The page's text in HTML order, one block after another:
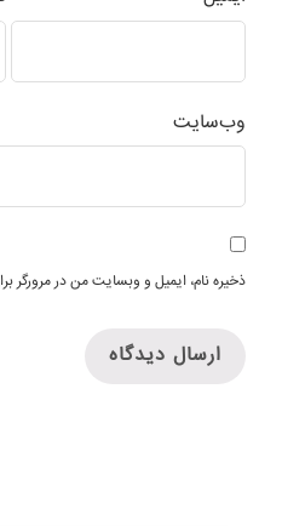
وب‌سایت
ذخیره نام، ایمیل و وبسایت من در مرورگر